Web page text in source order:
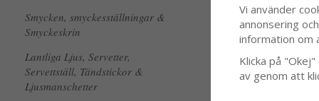
Smycken, smyckesställningar &
Smyckeskrin
Lantliga Ljus, Servetter,
Servettställ, Tändstickor &
Ljusmanschetter
Vi använder
annonsering
information om
Klicka på
av genom att